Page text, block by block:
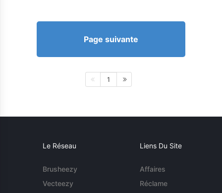
Page suivante
1
Le Réseau
Brusheezy
Vecteezy
Liens Du Site
Affaires
Réclame